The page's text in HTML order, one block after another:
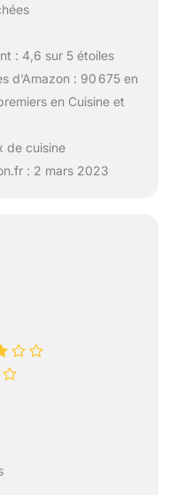
: 4,6 sur 5 étoiles
d’Amazon : 90 675 en
en Cuisine et
de cuisine
: 2 mars 2023